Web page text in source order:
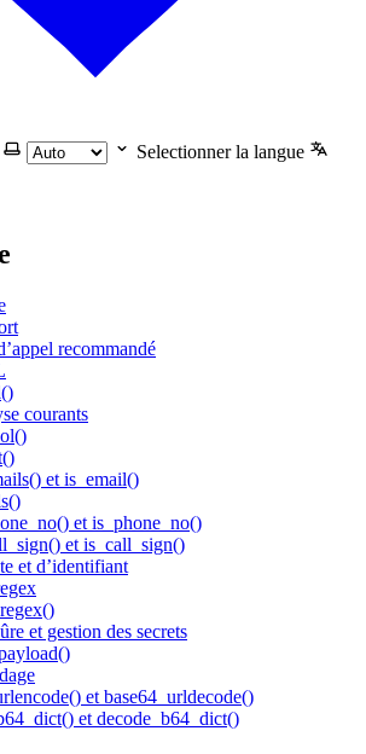
Selectionner la langue
recommandé
courants
et is_email()
et is_phone_no()
et is_call_sign()
et d’identifiant
et gestion des secrets
et base64_urldecode()
et decode_b64_dict()